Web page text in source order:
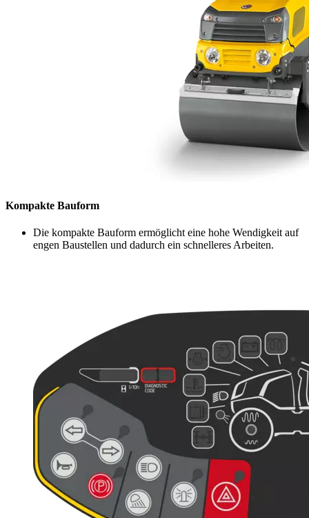
Kompakte Bauform
Die kompakte Bauform ermöglicht eine hohe Wendigkeit auf
engen Baustellen und dadurch ein schnelleres Arbeiten.